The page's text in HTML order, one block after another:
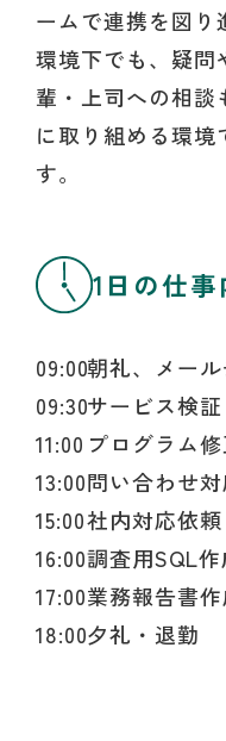
ームで連携を図り
環境下でも、疑問
輩・上司への相
に取り組める環境
す。
1日の仕事
09:00朝礼、メー
09:30サービス検証
11:00 プログラム
13:00問い合わせ
15:00社内対応依頼
16:00調査用SQL作
17:00業務報告書
18:00夕礼・退勤